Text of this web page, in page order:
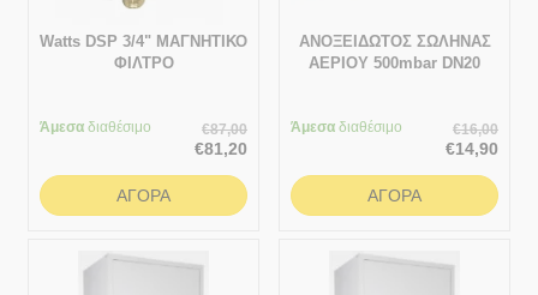
Watts DSP 3/4" ΜΑΓΝΗΤΙΚΟ
ΦΙΛΤΡΟ
Άμεσα διαθέσιμο €87,00
€81,20
ΑΓΟΡΆ
ΑΝΟΞΕΙΔΩΤΟΣ ΣΩΛΗΝΑΣ
ΑΕΡΙΟΥ 500mbar DN20
Άμεσα διαθέσιμο €16,00
€14,90
ΑΓΟΡΆ